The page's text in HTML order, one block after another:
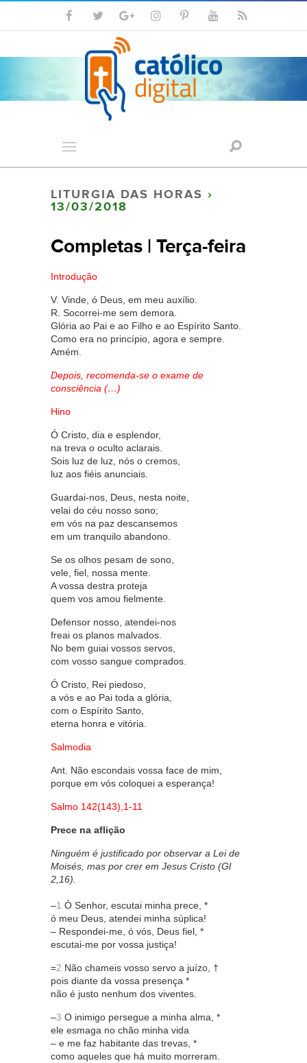
LITURGIA DAS HORAS ›
13/03/2018
Completas | Terça-feira
Introdução
V. Vinde, ó Deus, em meu auxílio.
R. Socorrei-me sem demora.
Glória ao Pai e ao Filho e ao Espírito Santo.
Como era no princípio, agora e sempre.
Amém.
Depois, recomenda-se o exame de
consciência (…)
Hino
Ó Cristo, dia e esplendor,
na treva o oculto aclarais.
Sois luz de luz, nós o cremos,
luz aos fiéis anunciais.
Guardai-nos, Deus, nesta noite,
velai do céu nosso sono;
em vós na paz descansemos
em um tranquilo abandono.
Se os olhos pesam de sono,
vele, fiel, nossa mente.
A vossa destra proteja
quem vos amou fielmente.
Defensor nosso, atendei-nos
freai os planos malvados.
No bem guiai vossos servos,
com vosso sangue comprados.
Ó Cristo, Rei piedoso,
a vós e ao Pai toda a glória,
com o Espírito Santo,
eterna honra e vitória.
Salmodia
Ant. Não escondais vossa face de mim,
porque em vós coloquei a esperança!
Salmo 142(143),1-11
Prece na aflição
Ninguém é justificado por observar a Lei de
Moisés, mas por crer em Jesus Cristo (Gl
2,16).
–1 Ó Senhor, escutai minha prece, *
ó meu Deus, atendei minha súplica!
– Respondei-me, ó vós, Deus fiel, *
escutai-me por vossa justiça!
=2 Não chameis vosso servo a juízo, †
pois diante da vossa presença *
não é justo nenhum dos viventes.
–3 O inimigo persegue a minha alma, *
ele esmaga no chão minha vida
– e me faz habitante das trevas, *
como aqueles que há muito morreram.